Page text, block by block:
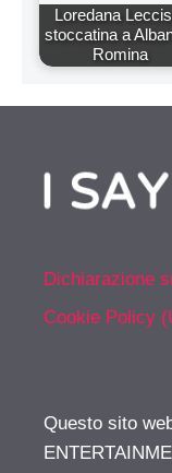
Loredana
stoccatina a
Romina
Dichiarazione
Cookie Policy
Questo sito